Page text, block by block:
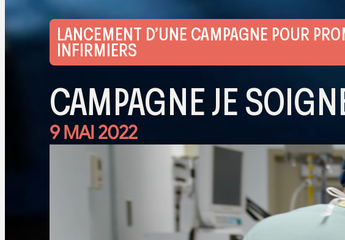
LANCEMENT D’UNE CAMPAGNE POUR
INFIRMIERS
CAMPAGNE JE
9 MAI 2022